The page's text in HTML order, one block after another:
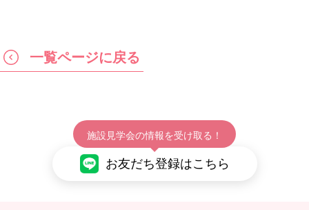
一覧ページに戻る
施設見学会の情報を受け取る！
お友だち登録はこちら